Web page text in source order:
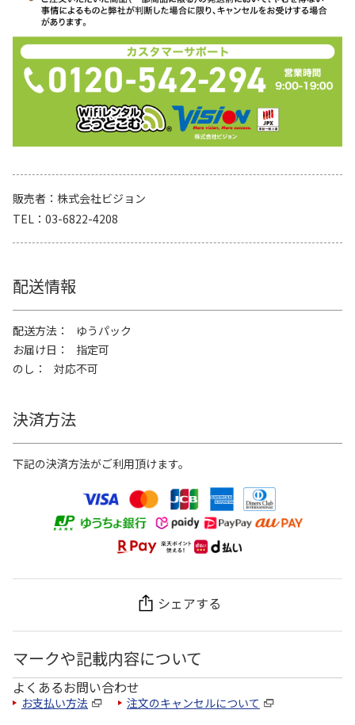
販売者
株式会社ビジョン
TEL
03-6822-4208
配送情報
配送方法
ゆうパック
お届け日
指定可
のし
対応不可
決済方法
下記の決済方法がご利用頂けます。
シェアする
マークや記載内容について
よくあるお問い合わせ
お支払い方法 注文のキャンセルについて